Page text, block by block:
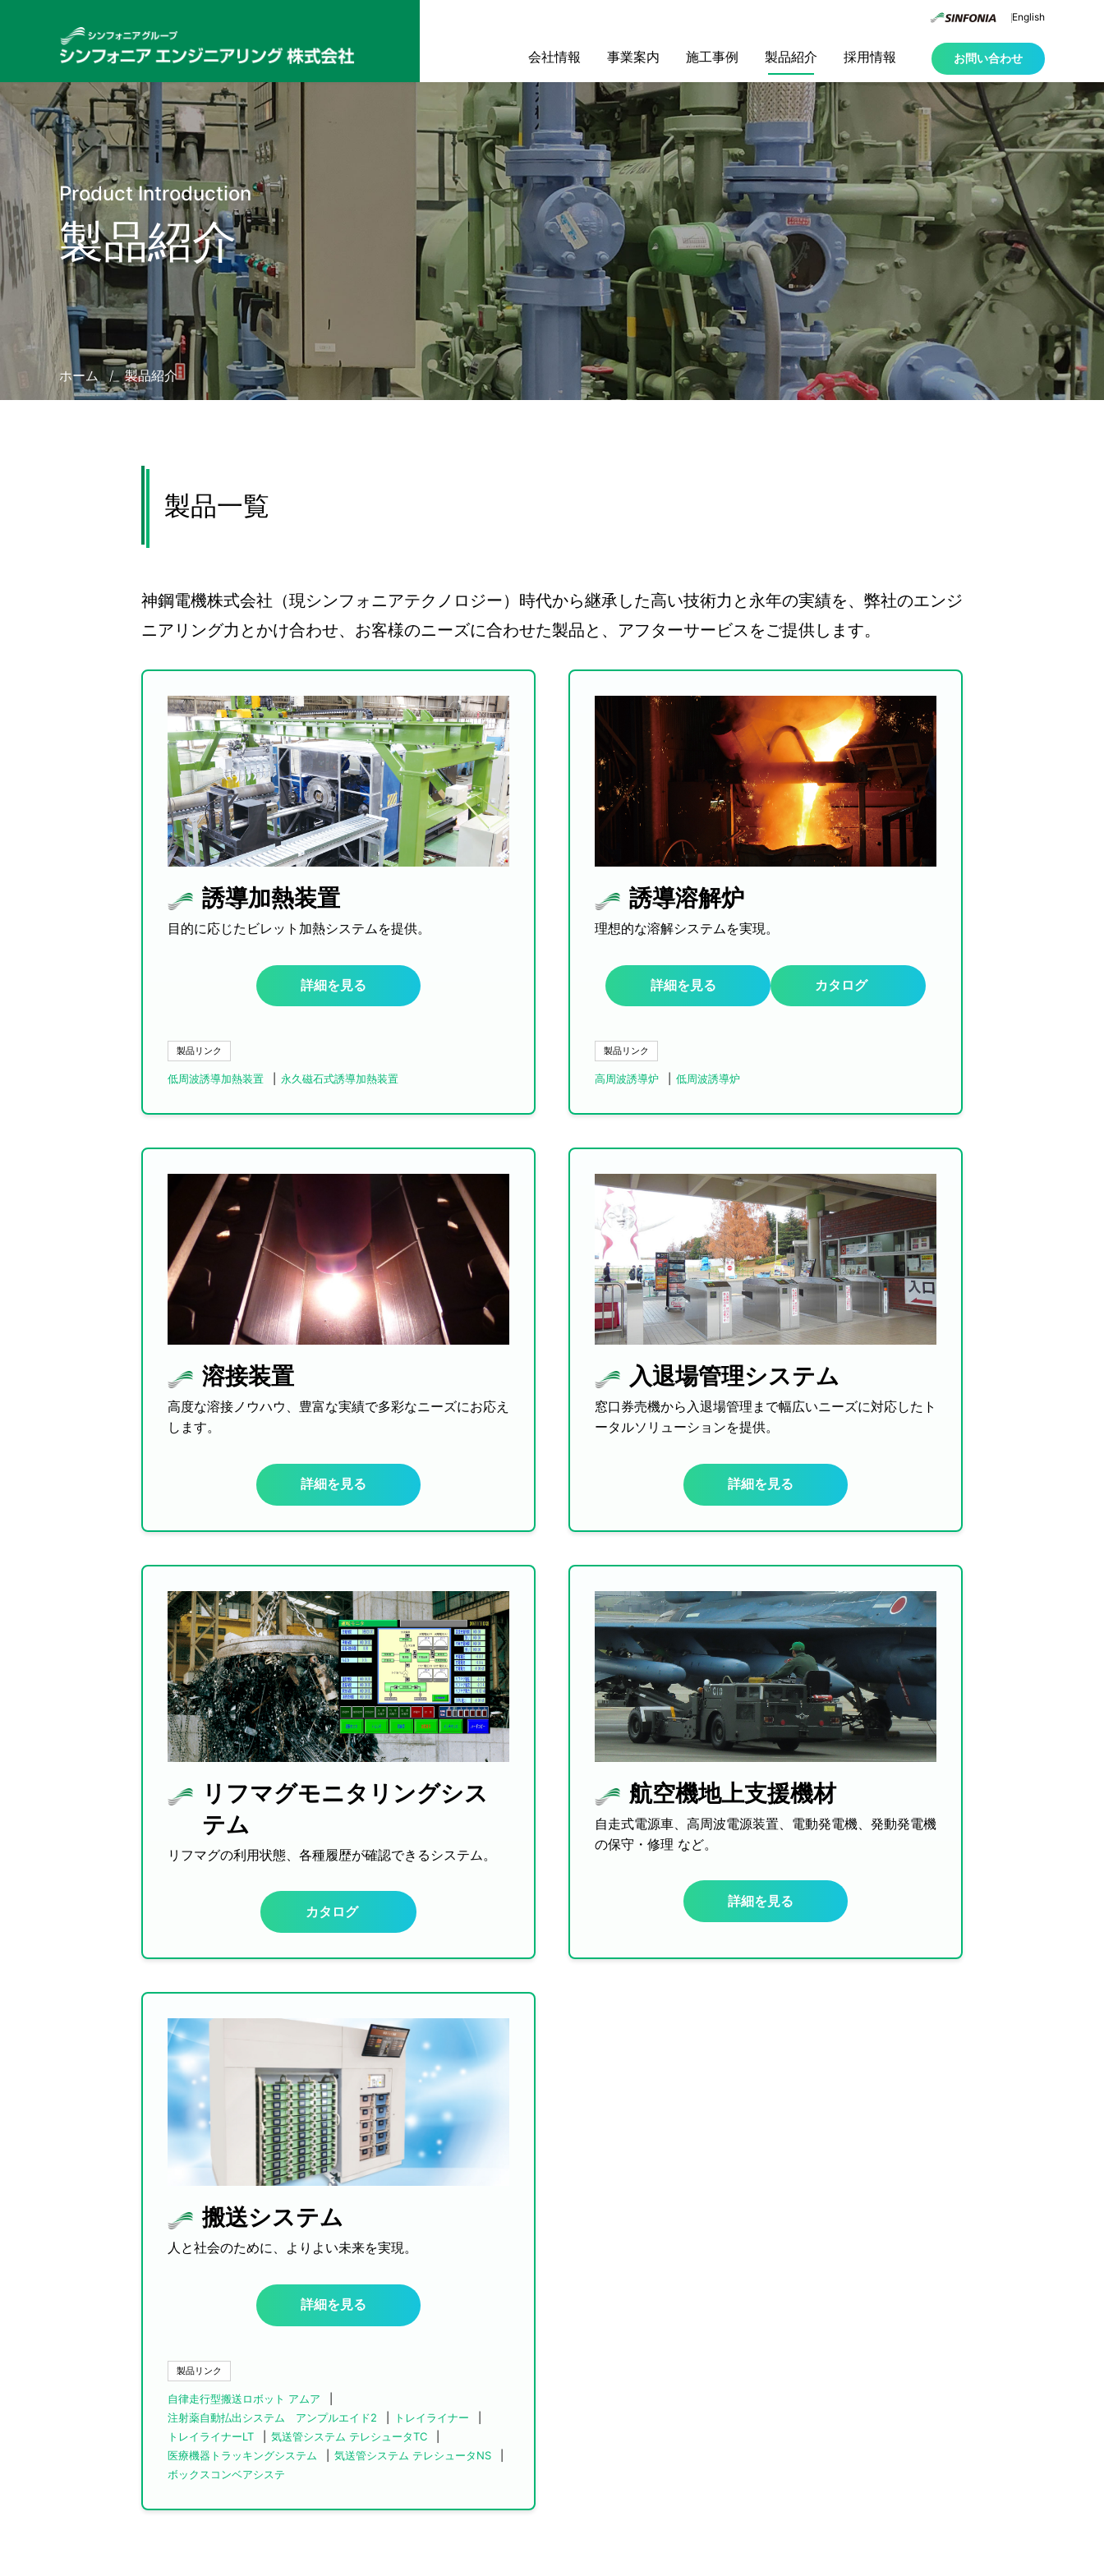
会社情報 事業案内 施工事例 製品紹介 採用情報
English
お問い合わせ
Product Introduction
製品紹介
ホーム / 製品紹介
製品一覧
神鋼電機株式会社（現シンフォニアテクノロジー）時代から継承した高い技術力と永年の実績を、弊社のエンジ
ニアリング力とかけ合わせ、お客様のニーズに合わせた製品と、アフターサービスをご提供します。
誘導加熱装置
目的に応じたビレット加熱システムを提供。
詳細を見る
製品リンク
低周波誘導加熱装置 永久磁石式誘導加熱装置
誘導溶解炉
理想的な溶解システムを実現。
詳細を見る カタログ
製品リンク
高周波誘導炉 低周波誘導炉
溶接装置
高度な溶接ノウハウ、豊富な実績で多彩なニーズにお応え
します。
詳細を見る
入退場管理システム
窓口券売機から入退場管理まで幅広いニーズに対応したト
ータルソリューションを提供。
詳細を見る
リフマグモニタリングシス
テム
リフマグの利用状態、各種履歴が確認できるシステム。
カタログ
航空機地上支援機材
自走式電源車、高周波電源装置、電動発電機、発動発電機
の保守・修理 など。
詳細を見る
搬送システム
人と社会のために、よりよい未来を実現。
詳細を見る
製品リンク
自律走行型搬送ロボット アムア
注射薬自動払出システム アンプルエイド2
トレイライナー
トレイライナーLT
気送管システム テレシュータTC
医療機器トラッキングシステム
気送管システム テレシュータNS
ボックスコンベアシステ